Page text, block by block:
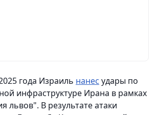
года Израиль нанес удары по
инфраструктуре Ирана в рамках
львов". В результате атаки